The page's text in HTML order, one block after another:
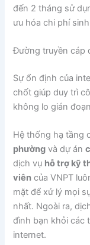
đến 2 tháng sử
ưu hóa chi phí
Đường truyền cáp
Sự ổn định của
chốt giúp duy trì
không lo gián
Hệ thống hạ tầng
phường và dự án
dịch vụ hỗ trợ kỹ
viên của VNPT
mặt để xử lý mọi
nhất. Ngoài ra,
đình bạn khỏi các
internet.